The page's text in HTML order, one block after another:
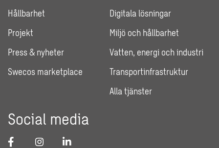
Hållbarhet
Projekt
Press & nyheter
Swecos marketplace
Digitala lösningar
Miljö och hållbarhet
Vatten, energi och industri
Transportinfrastruktur
Alla tjänster
Social media